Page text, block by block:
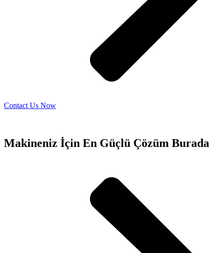
Contact Us Now
Makineniz İçin En Güçlü Çözüm Burada